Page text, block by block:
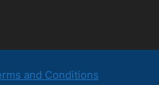
and Conditions